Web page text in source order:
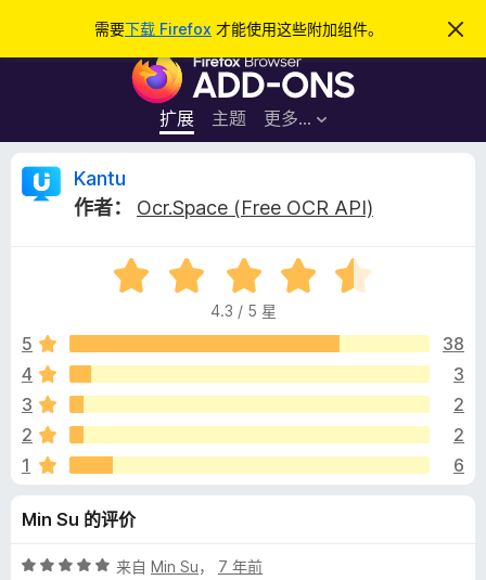
需要下载 Firefox 才能使用这些附加组件。
忽
此
F
r
e
x
览
器
附
加
件
扩展 主题 更多…
登录
K
t
u
的
评
价
Kantu
作者：
Ocr.Space (Free OCR API)
评
分
.
/
4.3 / 5 星
5
38
4
3
3
2
2
2
1
6
Min Su 的评价
评
来自 Min Su， 7 年前